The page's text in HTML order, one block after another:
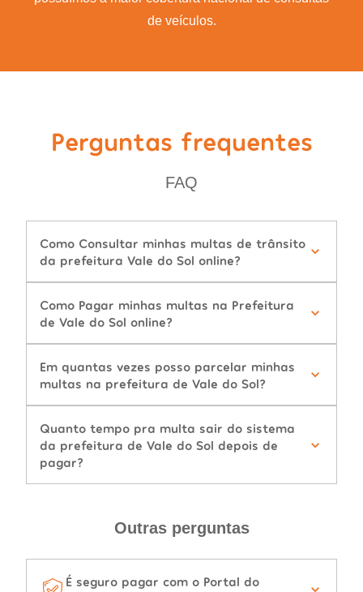
de veículos.
Perguntas frequentes
FAQ
Como Consultar minhas multas de trânsito
da prefeitura Vale do Sol online?
Como Pagar minhas multas na Prefeitura
de Vale do Sol online?
Em quantas vezes posso parcelar minhas
multas na prefeitura de Vale do Sol?
Quanto tempo pra multa sair do sistema
da prefeitura de Vale do Sol depois de
pagar?
Outras perguntas
É seguro pagar com o Portal do